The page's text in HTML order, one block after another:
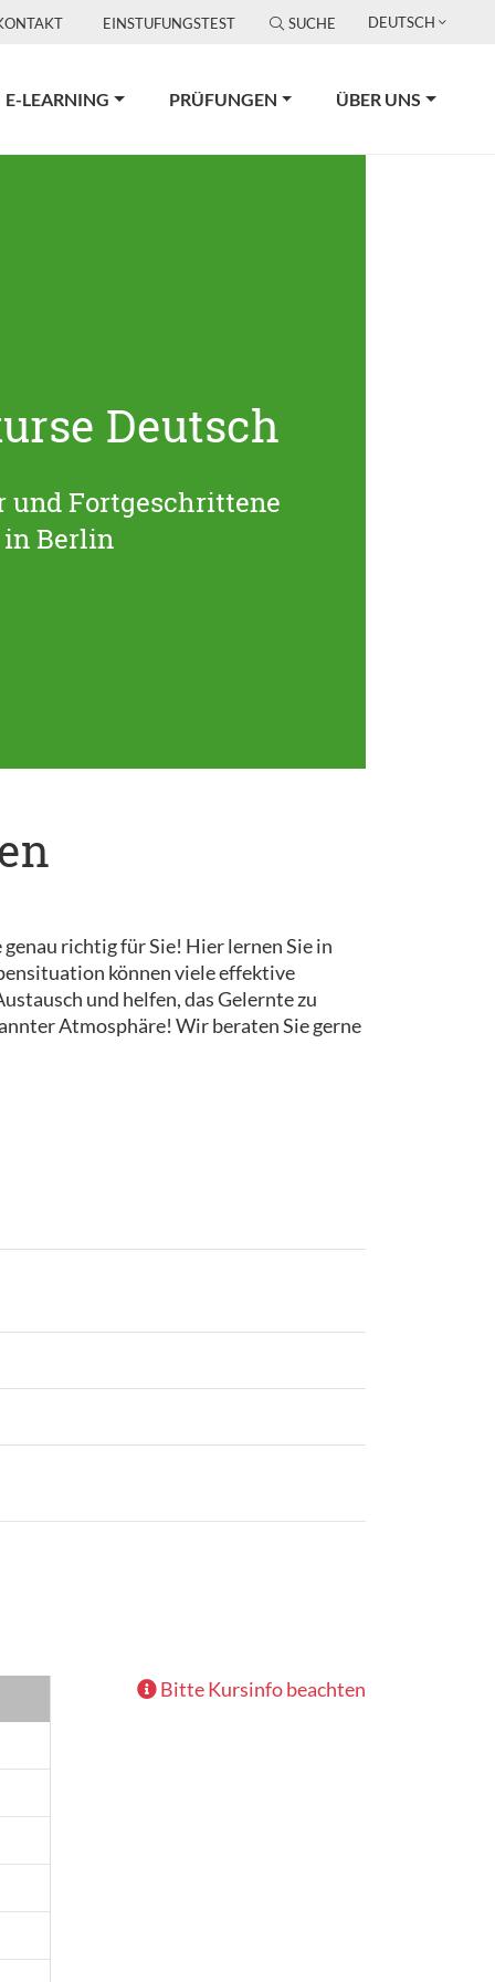
EINSTUFUNGSTEST SUCHE DEUTSCH
E-LEARNING PRÜFUNGEN ÜBER UNS
Deutsch
Fortgeschrittene
in Berlin
richtig für Sie! Hier lernen Sie in
können viele effektive
und helfen, das Gelernte zu
Atmosphäre! Wir beraten Sie gerne
Bitte Kursinfo beachten